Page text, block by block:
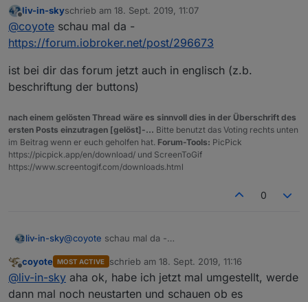
der Zugriff von iqontrol erfolgt wohl nicht
Offline
liv-in-skyschrieb am 18. Sept. 2019, 11:07
zuletzt editiert von
@coyote schau mal da -
https://forum.iobroker.net/post/296673
ist bei dir das forum jetzt auch in englisch (z.b.
beschriftung der buttons)
nach einem gelösten Thread wäre es sinnvoll dies in der Überschrift des
ersten Posts einzutragen [gelöst]-... Bitte benutzt das Voting rechts unten
im Beitrag wenn er euch geholfen hat. Forum-Tools: PicPick
https://picpick.app/en/download/ und ScreenToGif
https://www.screentogif.com/downloads.html
0
liv-in-sky@coyote
schau mal da -
ist bei dir das forum jetzt auch in englisch (z.b.
beschriftung der buttons)
Offline
coyote MOST ACTIVE schrieb am 18. Sept. 2019, 11:16
zuletzt editiert von
@liv-in-sky aha ok, habe ich jetzt mal umgestellt, werde
dann mal noch neustarten und schauen ob es